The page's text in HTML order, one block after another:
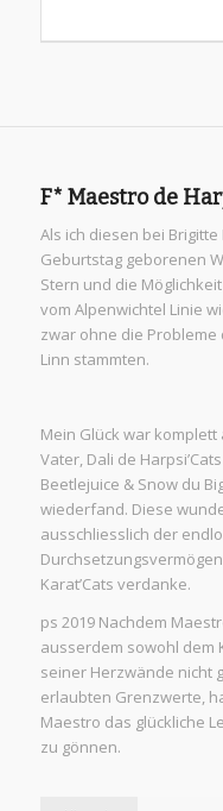
F* Maestro de
Als ich diesen bei
Geburtstag geborenen
Stern und die
vom Alpenwichtel Linie
zwar ohne die
Linn stammten.
Mein Glück war
Vater, Dali de
Beetlejuice & Snow du
wiederfand. Diese
ausschliesslich der
Karat’Cats verdanke.
ps 2019 Nachdem
ausserdem sowohl dem
seiner Herzwände nicht
erlaubten Grenzwerte,
Maestro das glückliche
zu gönnen.